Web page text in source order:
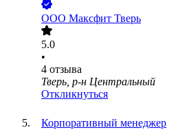
ООО Максфит Тверь
5.0
•
4 отзыва
Тверь, р-н Центральный
Откликнуться
Корпоративный менеджер